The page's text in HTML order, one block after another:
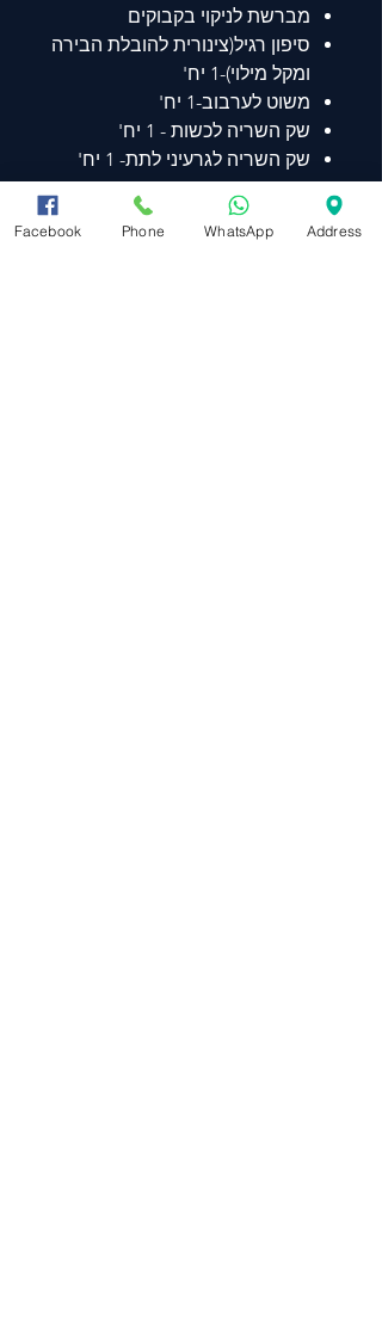
מברשת לניקוי בקבוקים
סיפון רגיל(צינורית להובלת הבירה
ומקל מילוי)-1 יח'
משוט לערבוב-1 יח'
שק השריה לכשות - 1 יח'
שק השריה לגרעיני לתת- 1 יח'
חומר חיטוי אבקתי-200 גרם
פקקים -חבילה של 100 יח'
פוקק שולחני איטלקי - 1 יח'
Facebook Phone WhatsApp Address